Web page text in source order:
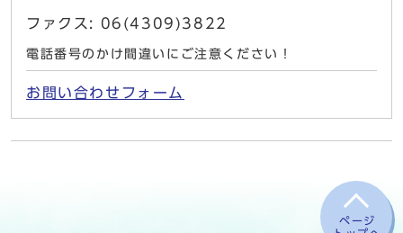
ファクス: 06(4309)3822
電話番号のかけ間違いにご注意ください！
お問い合わせフォーム
ページ